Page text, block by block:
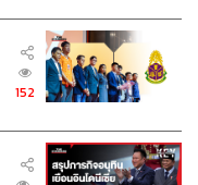
152